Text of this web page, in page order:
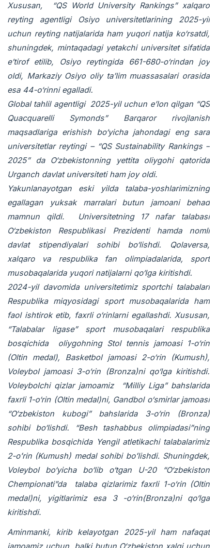
Xususan, “QS World University Rankings” xalqaro
reyting agentligi Osiyo universitetlarining 2025-yil
uchun reyting natijalarida ham yuqori natija ko‘rsatdi,
shuningdek, mintaqadagi yetakchi universitet sifatida
e’tirof etilib, Osiyo reytingida 661-680-o‘rindan joy
oldi, Markaziy Osiyo oliy ta’lim muassasalari orasida
esa 44-o‘rinni egalladi.
Global tahlil agentligi 2025-yil uchun e’lon qilgan “QS
Quacquarelli Symonds” Barqaror rivojlanish
maqsadlariga erishish bo‘yicha jahondagi eng sara
universitetlar reytingi – “QS Sustainability Rankings –
2025” da O‘zbekistonning yettita oliygohi qatorida
Urganch davlat universiteti ham joy oldi.
Yakunlanayotgan eski yilda talaba-yoshlarimizning
egallagan yuksak marralari butun jamoani behad
mamnun qildi. Universitetning 17 nafar talabasi
O‘zbekiston Respublikasi Prezidenti hamda nomli
davlat stipendiyalari sohibi bo‘lishdi. Qolaversa,
xalqaro va respublika fan olimpiadalarida, sport
musobaqalarida yuqori natijalarni qo‘lga kiritishdi.
2024-yil davomida universitetimiz sportchi talabalari
Respublika miqyosidagi sport musobaqalarida ham
faol ishtirok etib, faxrli o‘rinlarni egallashdi. Xususan,
“Talabalar ligase” sport musobaqalari respublika
bosqichida oliygohning Stol tennis jamoasi 1-o‘rin
(Oltin medal), Basketbol jamoasi 2-o‘rin (Kumush),
Voleybol jamoasi 3-o‘rin (Bronza)ni qo‘lga kiritishdi.
Voleybolchi qizlar jamoamiz “Milliy Liga” bahslarida
faxrli 1-o‘rin (Oltin medal)ni, Gandbol o‘smirlar jamoasi
“O‘zbekiston kubogi” bahslarida 3-o‘rin (Bronza)
sohibi bo‘lishdi. “Besh tashabbus olimpiadasi”ning
Respublika bosqichida Yengil atletikachi talabalarimiz
2-oʻrin (Kumush) medal sohibi boʻlishdi. Shuningdek,
Voleybol bo‘yicha bo‘lib o‘tgan U-20 “O‘zbekiston
Chempionati”da talaba qizlarimiz faxrli 1-o‘rin (Oltin
medal)ni, yigitlarimiz esa 3 -o‘rin(Bronza)ni qo‘lga
kiritishdi.
Aminmanki, kirib kelayotgan 2025-yil ham nafaqat